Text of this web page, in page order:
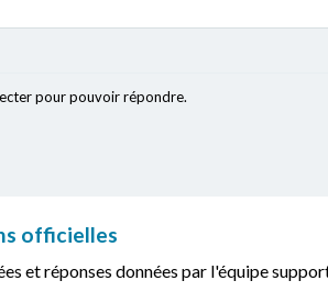
pour pouvoir répondre.
officielles
et réponses données par l'équipe